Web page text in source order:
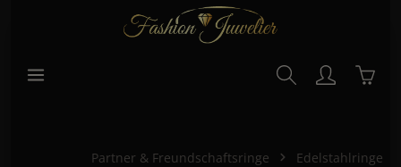
Partner & Freundschaftsringe Edelstahlringe